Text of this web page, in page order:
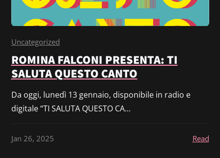
Uncategorized
ROMINA FALCONI PRESENTA: TI
SALUTA QUESTO CANTO
Da oggi, lunedì 13 gennaio, disponibile in radio e
digitale “TI SALUTA QUESTO CA...
Jan 26, 2025 Read